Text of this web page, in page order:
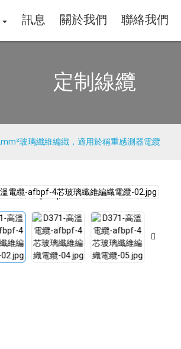
訊息 關於我們 聯絡我們
定制線纜
玻璃纖維編織，適用於稱重感測器電纜
Loading...
Loading...